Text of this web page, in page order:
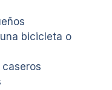
bicicleta o